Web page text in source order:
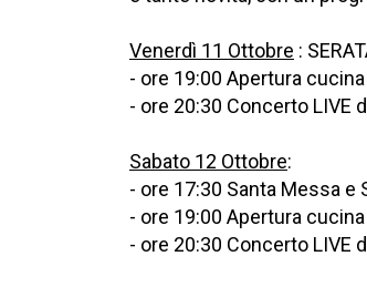
Venerdì 11 Ottobre :
- ore 19:00 Apertura
- ore 20:30 Concerto LIVE
Sabato 12 Ottobre:
- ore 17:30 Santa Messa
- ore 19:00 Apertura cucina
- ore 20:30 Concerto LIVE